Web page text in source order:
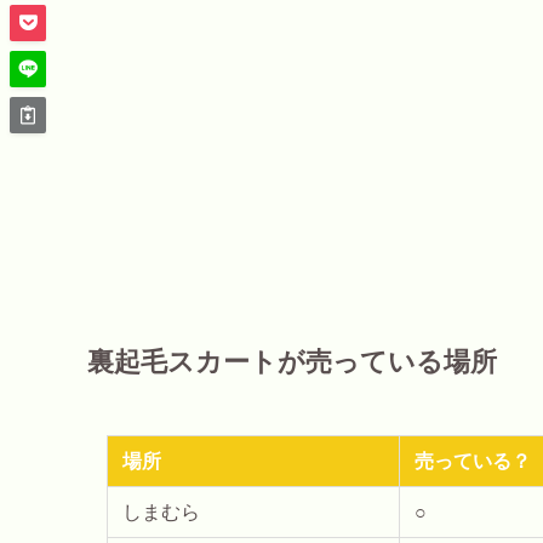
裏起毛スカートが売っている場所
場所 売っている？
しまむら ○